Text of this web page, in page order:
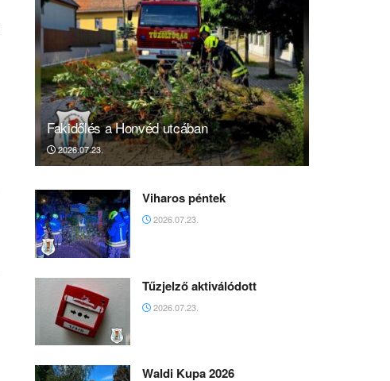
Fakidőlés a Honvéd utcában
2026.07.23.
Viharos péntek
2026.07.23.
Tűzjelző aktiválódott
2026.07.23.
Waldi Kupa 2026